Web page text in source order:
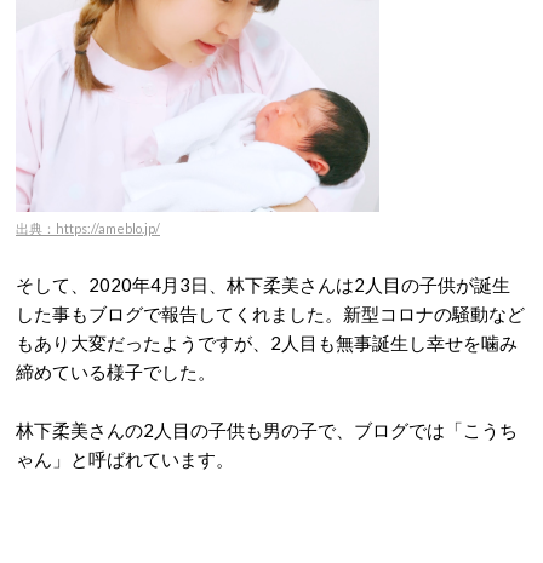
出典：https://ameblo.jp/
そして、2020年4月3日、林下柔美さんは2人目の子供が誕生
した事もブログで報告してくれました。新型コロナの騒動など
もあり大変だったようですが、2人目も無事誕生し幸せを噛み
締めている様子でした。
林下柔美さんの2人目の子供も男の子で、ブログでは「こうち
ゃん」と呼ばれています。